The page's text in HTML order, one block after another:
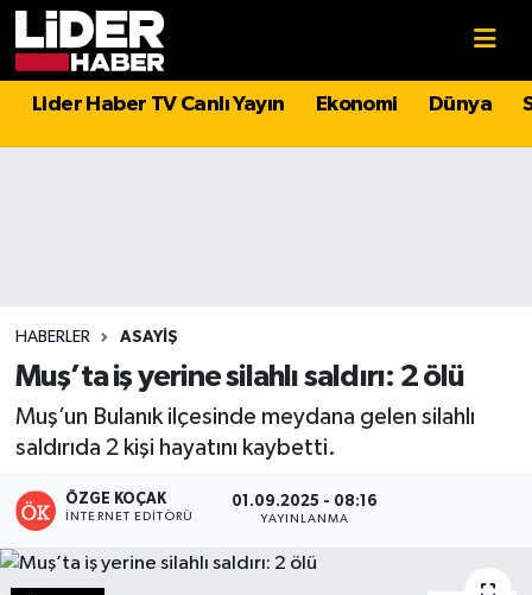
Lider Haber TV Canlı Yayın Ekonomi Dünya
HABERLER ASAYIŞ
Muş’ta iş yerine silahlı saldırı: 2 ölü
Muş’un Bulanık ilçesinde meydana gelen silahlı
saldırıda 2 kişi hayatını kaybetti.
ÖZGE KOÇAK
İNTERNET EDITÖRÜ
01.09.2025 - 08:16
YAYINLANMA
Politika
Magazin
Spor
Sağlık
Teknoloji
Turizm
Hava Durumu
Süper Lig Puan Durumu ve Fikstür
Tüm Manşetler
Son Dakika Haberleri
Haber Arşivi